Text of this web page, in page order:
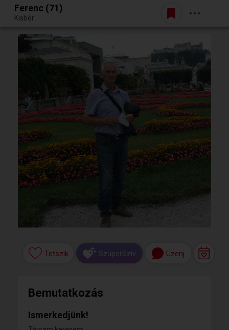
Egy jó randiból bármi lehet.
Belépés
Ferenc (71)
Kisbér
Tetszik SzuperSzív Üzenj
Bemutatkozás
Ismerkedjünk!